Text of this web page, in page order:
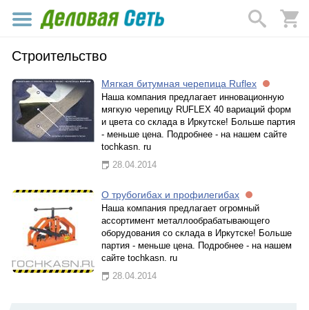
Строительство
Мягкая битумная черепица Ruflex
Наша компания предлагает инновационную
мягкую черепицу RUFLEX 40 вариаций форм
и цвета со склада в Иркутске! Больше партия
- меньше цена. Подробнее - на нашем сайте
tochkasn. ru
28.04.2014
О трубогибах и профилегибах
Наша компания предлагает огромный
ассортимент металлообрабатывающего
оборудования со склада в Иркутске! Больше
партия - меньше цена. Подробнее - на нашем
сайте tochkasn. ru
28.04.2014